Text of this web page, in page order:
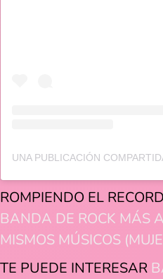
ROMPIENDO EL
BANDA DE ROCK MÁS
MISMOS MÚSICOS
TE PUEDE INTERESAR